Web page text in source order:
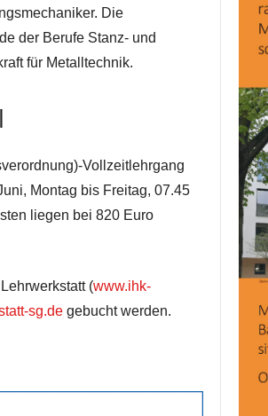
Die
der Berufe Stanz- und
für Metalltechnik.
Vollzeitlehrgang
Montag bis Freitag, 07.45
liegen bei 820 Euro
(www.ihk-
sg.degebucht werden.